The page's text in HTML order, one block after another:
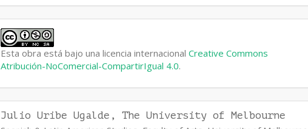
Esta obra está bajo una licencia internacional Creative Commons
Atribución-NoComercial-CompartirIgual 4.0.
Julio Uribe Ugalde, The University of Melbourne